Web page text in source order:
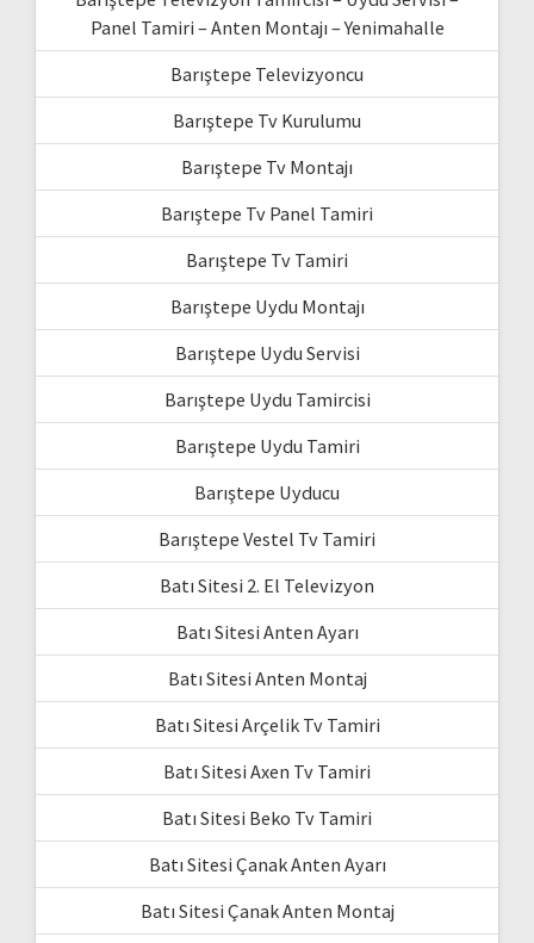
Panel Tamiri – Anten Montajı – Yenimahalle
Barıştepe Televizyoncu
Barıştepe Tv Kurulumu
Barıştepe Tv Montajı
Barıştepe Tv Panel Tamiri
Barıştepe Tv Tamiri
Barıştepe Uydu Montajı
Barıştepe Uydu Servisi
Barıştepe Uydu Tamircisi
Barıştepe Uydu Tamiri
Barıştepe Uyducu
Barıştepe Vestel Tv Tamiri
Batı Sitesi 2. El Televizyon
Batı Sitesi Anten Ayarı
Batı Sitesi Anten Montaj
Batı Sitesi Arçelik Tv Tamiri
Batı Sitesi Axen Tv Tamiri
Batı Sitesi Beko Tv Tamiri
Batı Sitesi Çanak Anten Ayarı
Batı Sitesi Çanak Anten Montaj